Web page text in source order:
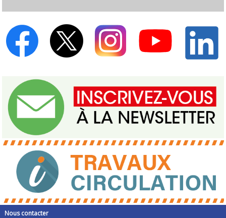
Nous contacter